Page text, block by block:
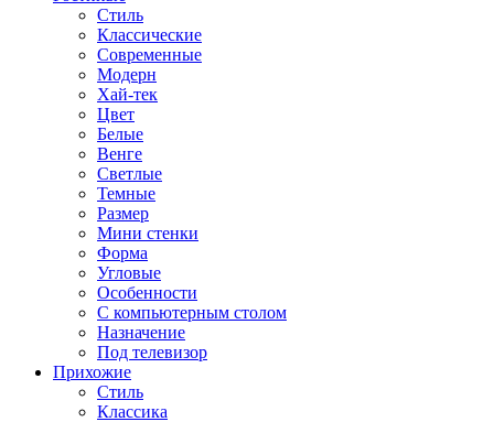
Стиль
Классические
Современные
Модерн
Хай-тек
Цвет
Белые
Венге
Светлые
Темные
Размер
Мини стенки
Форма
Угловые
Особенности
С компьютерным столом
Назначение
Под телевизор
Прихожие
Стиль
Классика